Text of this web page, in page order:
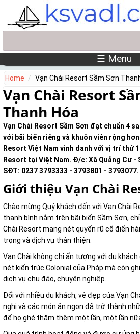
Skip to main content
☰ Menu
Home Vạn Chài Resort Sầm Sơn
Vạn Chài Resort
Thanh Hóa
Vạn Chài Resort Sầm Sơn đạt chuẩn 4
với bãi biển riêng và khuôn viên rộng
Resort Việt Nam vinh danh với vị trí thứ
Resort tại Việt Nam. Đ/c: Xã Quảng Cư -
SĐT: 0237 3793333 - 3793801 - 3793077.
Giới thiệu Vạn Chài
Chào mừng Quý khách đến với Vạn Chài
thanh bình nằm trên bãi biển Sầm Sơn,
Chài Resort mang nét quyến rũ cổ điển
trọng và dịch vụ thân thiện.
Vạn Chài không chỉ ấn tượng với du
nét kiến trúc Colonial của Pháp mà còn
dịch vụ chu đáo, chuyên nghiệp.
Đối với nhiều du khách, vẻ đẹp của Vạn
nghi và các món ăn ngon đã trở thành
để họ ghé thăm thêm một lần, một lần